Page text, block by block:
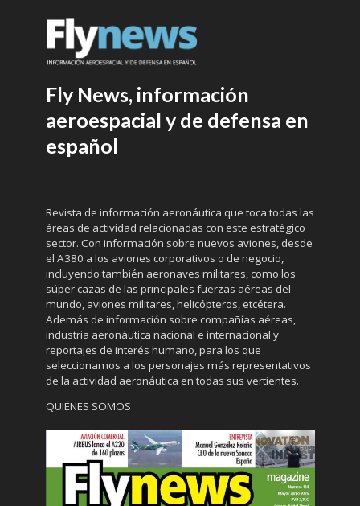
Fly News, información
aeroespacial y de defensa en
español
Revista de información aeronáutica que toca todas las
áreas de actividad relacionadas con este estratégico
sector. Con información sobre nuevos aviones, desde
el A380 a los aviones corporativos o de negocio,
incluyendo también aeronaves militares, como los
súper cazas de las principales fuerzas aéreas del
mundo, aviones militares, helicópteros, etcétera.
Además de información sobre compañías aéreas,
industria aeronáutica nacional e internacional y
reportajes de interés humano, para los que
seleccionamos a los personajes más representativos
de la actividad aeronáutica en todas sus vertientes.
QUIÉNES SOMOS